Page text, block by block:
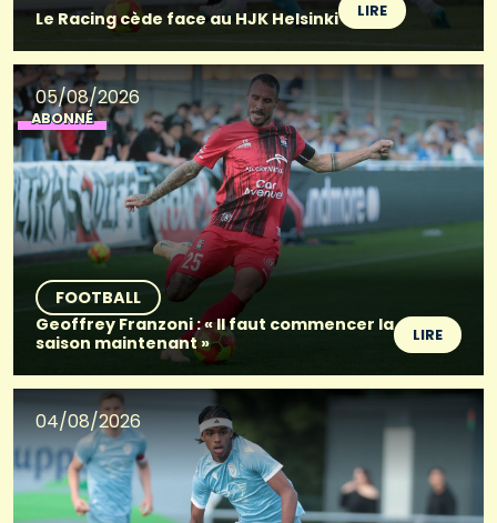
Le Racing cède face au HJK Helsinki
LIRE
05/08/2026
ABONNÉ
FOOTBALL
Geoffrey Franzoni : « Il faut commencer la
saison maintenant »
LIRE
04/08/2026